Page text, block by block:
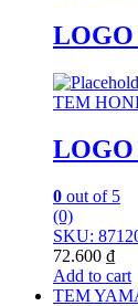
TEM
0 out of 5
(0)
SKU:
72.600 ₫
Add to cart
TEM